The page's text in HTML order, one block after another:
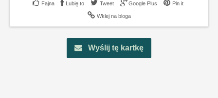
Lubię to Tweet Google Plus Pin it
Wklej na bloga
Wyślij tę kartkę